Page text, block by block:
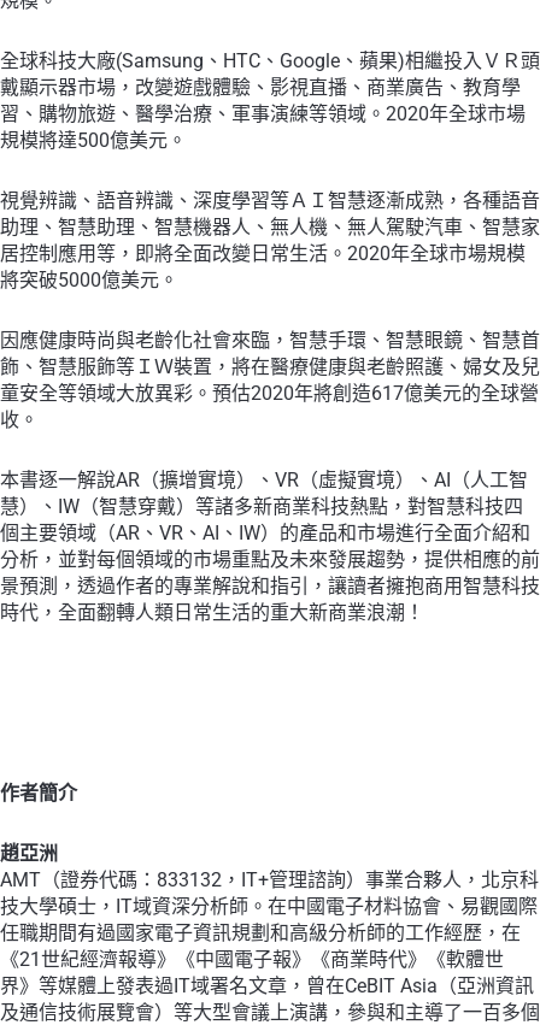
全球科技大廠(Samsung、HTC、Google、蘋果)相繼投入ＶＲ頭
戴顯示器市場，改變遊戲體驗、影視直播、商業廣告、教育學
習、購物旅遊、醫學治療、軍事演練等領域。2020年全球市場
規模將達500億美元。
視覺辨識、語音辨識、深度學習等ＡＩ智慧逐漸成熟，各種語音
助理、智慧助理、智慧機器人、無人機、無人駕駛汽車、智慧家
居控制應用等，即將全面改變日常生活。2020年全球市場規模
將突破5000億美元。
因應健康時尚與老齡化社會來臨，智慧手環、智慧眼鏡、智慧首
飾、智慧服飾等ＩＷ裝置，將在醫療健康與老齡照護、婦女及兒
童安全等領域大放異彩。預估2020年將創造617億美元的全球營
收。
本書逐一解說AR（擴增實境）、VR（虛擬實境）、AI（人工智
慧）、IW（智慧穿戴）等諸多新商業科技熱點，對智慧科技四
個主要領域（AR、VR、AI、IW）的產品和市場進行全面介紹和
分析，並對每個領域的市場重點及未來發展趨勢，提供相應的前
景預測，透過作者的專業解說和指引，讓讀者擁抱商用智慧科技
時代，全面翻轉人類日常生活的重大新商業浪潮！
作者簡介
趙亞洲
AMT（證券代碼：833132，IT+管理諮詢）事業合夥人，北京科
技大學碩士，IT域資深分析師。在中國電子材料協會、易觀國際
任職期間有過國家電子資訊規劃和高級分析師的工作經歷，在
《21世紀經濟報導》《中國電子報》《商業時代》《軟體世
界》等媒體上發表過IT域署名文章，曾在CeBIT Asia（亞洲資訊
及通信技術展覽會）等大型會議上演講，參與和主導了一百多個